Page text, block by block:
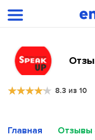
8.3 из 10
Главная Отзывы